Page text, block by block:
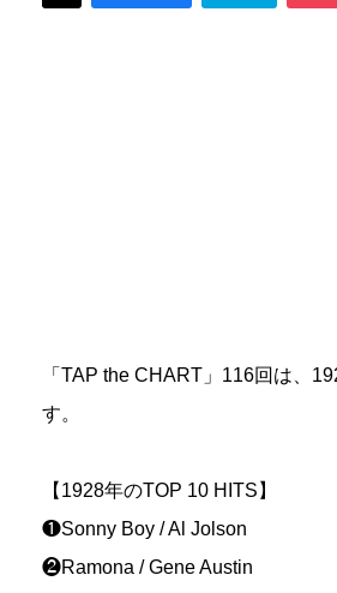
「TAP the CHART」116回は、
す。
【1928年のTOP 10 HITS】
❶Sonny Boy / Al Jolson
❷Ramona / Gene Austin